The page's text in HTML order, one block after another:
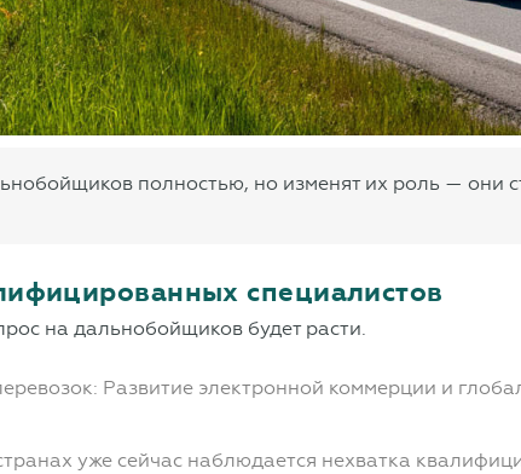
полностью, но изменят их роль — они
специалистов
на дальнобойщиков будет расти.
Развитие электронной коммерции и
уже сейчас наблюдается нехватка